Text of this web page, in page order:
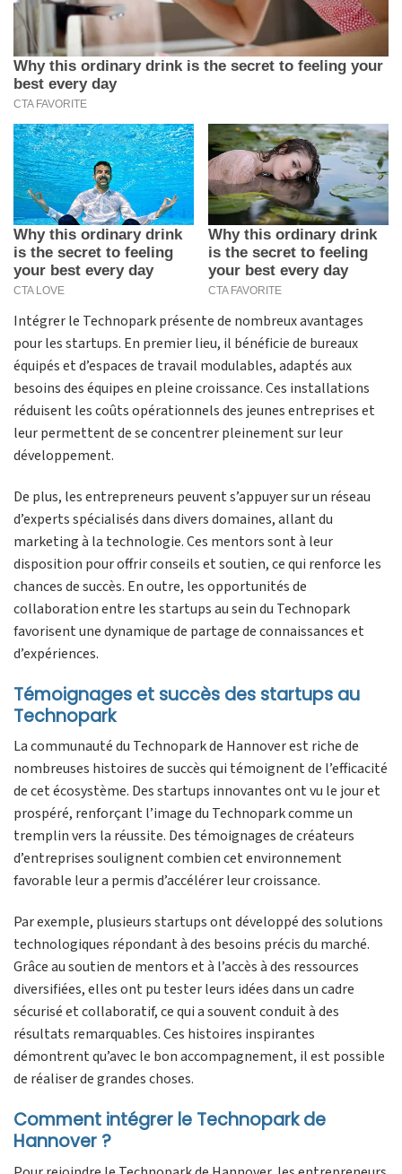
Intégrer le Technopark présente de nombreux avantages
pour les startups. En premier lieu, il bénéficie de bureaux
équipés et d’espaces de travail modulables, adaptés aux
besoins des équipes en pleine croissance. Ces installations
réduisent les coûts opérationnels des jeunes entreprises et
leur permettent de se concentrer pleinement sur leur
développement.
De plus, les entrepreneurs peuvent s’appuyer sur un réseau
d’experts spécialisés dans divers domaines, allant du
marketing à la technologie. Ces mentors sont à leur
disposition pour offrir conseils et soutien, ce qui renforce les
chances de succès. En outre, les opportunités de
collaboration entre les startups au sein du Technopark
favorisent une dynamique de partage de connaissances et
d’expériences.
Témoignages et succès des startups au
Technopark
La communauté du Technopark de Hannover est riche de
nombreuses histoires de succès qui témoignent de l’efficacité
de cet écosystème. Des startups innovantes ont vu le jour et
prospéré, renforçant l’image du Technopark comme un
tremplin vers la réussite. Des témoignages de créateurs
d’entreprises soulignent combien cet environnement
favorable leur a permis d’accélérer leur croissance.
Par exemple, plusieurs startups ont développé des solutions
technologiques répondant à des besoins précis du marché.
Grâce au soutien de mentors et à l’accès à des ressources
diversifiées, elles ont pu tester leurs idées dans un cadre
sécurisé et collaboratif, ce qui a souvent conduit à des
résultats remarquables. Ces histoires inspirantes
démontrent qu’avec le bon accompagnement, il est possible
de réaliser de grandes choses.
Comment intégrer le Technopark de
Hannover ?